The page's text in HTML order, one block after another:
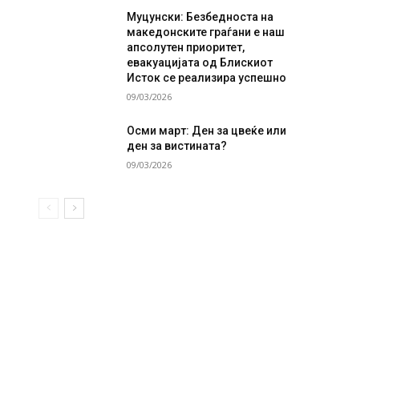
Муцунски: Безбедноста на
македонските граѓани е наш
апсолутен приоритет,
евакуацијата од Блискиот
Исток се реализира успешно
09/03/2026
Осми март: Ден за цвеќе или
ден за вистината?
09/03/2026